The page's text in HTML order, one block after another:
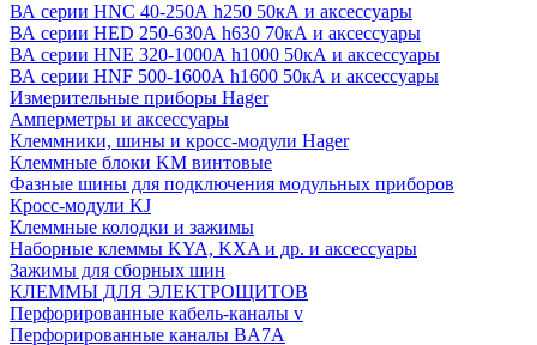
ВА серии HNC 40-250А h250 50кА и аксессуары
ВА серии HED 250-630А h630 70кА и аксессуары
ВА серии HNE 320-1000А h1000 50кА и аксессуары
ВА серии HNF 500-1600А h1600 50кА и аксессуары
Измерительные приборы Hager
Амперметры и аксессуары
Клеммники, шины и кросс-модули Hager
Клеммные блоки KM винтовые
Фазные шины для подключения модульных приборов
Кросс-модули KJ
Клеммные колодки и зажимы
Наборные клеммы KYA, KXA и др. и аксессуары
Зажимы для сборных шин
КЛЕММЫ ДЛЯ ЭЛЕКТРОЩИТОВ
Перфорированные кабель-каналы v
Перфорированные каналы BA7A